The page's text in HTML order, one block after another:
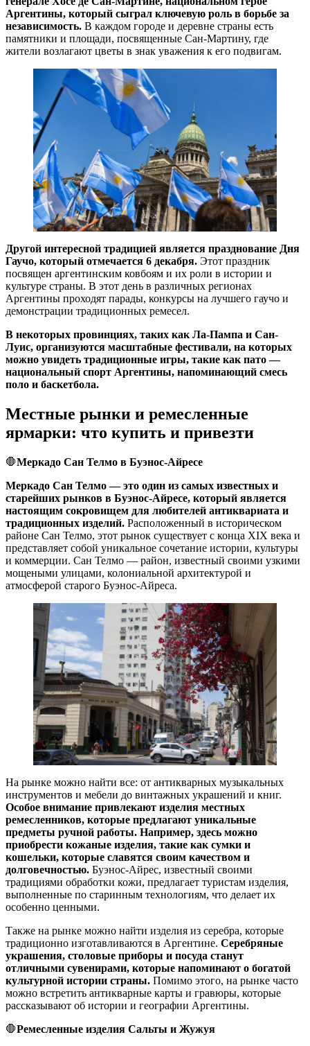
Аргентины, который сыграл ключевую роль в борьбе за
независимость. В каждом городе и деревне страны есть
памятники и площади, посвященные Сан-Мартину, где
жители возлагают цветы в знак уважения к его подвигам.
Другой интересной традицией является празднование Дня
Гаучо, который отмечается 6 декабря. Этот праздник
посвящен аргентинским ковбоям и их роли в истории и
культуре страны. В этот день в различных регионах
Аргентины проходят парады, конкурсы на лучшего гаучо и
демонстрации традиционных ремесел.
В некоторых провинциях, таких как Ла-Пампа и Сан-
Луис, организуются масштабные фестивали, на которых
можно увидеть традиционные игры, такие как пато —
национальный спорт Аргентины, напоминающий смесь
поло и баскетбола.
Местные рынки и ремесленные
ярмарки: что купить и привезти
🛑Меркадо Сан Телмо в Буэнос-Айресе
Меркадо Сан Телмо — это один из самых известных и
старейших рынков в Буэнос-Айресе, который является
настоящим сокровищем для любителей антиквариата и
традиционных изделий. Расположенный в историческом
районе Сан Телмо, этот рынок существует с конца XIX века и
представляет собой уникальное сочетание истории, культуры
и коммерции. Сан Телмо — район, известный своими узкими
мощеными улицами, колониальной архитектурой и
атмосферой старого Буэнос-Айреса.
На рынке можно найти все: от антикварных музыкальных
инструментов и мебели до винтажных украшений и книг.
Особое внимание привлекают изделия местных
ремесленников, которые предлагают уникальные
предметы ручной работы. Например, здесь можно
приобрести кожаные изделия, такие как сумки и
кошельки, которые славятся своим качеством и
долговечностью. Буэнос-Айрес, известный своими
традициями обработки кожи, предлагает туристам изделия,
выполненные по старинным технологиям, что делает их
особенно ценными.
Также на рынке можно найти изделия из серебра, которые
традиционно изготавливаются в Аргентине. Серебряные
украшения, столовые приборы и посуда станут
отличными сувенирами, которые напоминают о богатой
культурной истории страны. Помимо этого, на рынке часто
можно встретить антикварные карты и гравюры, которые
рассказывают об истории и географии Аргентины.
🛑Ремесленные изделия Сальты и Жужуя